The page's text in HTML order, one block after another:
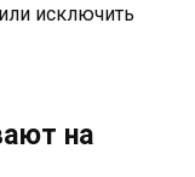
исключить
на